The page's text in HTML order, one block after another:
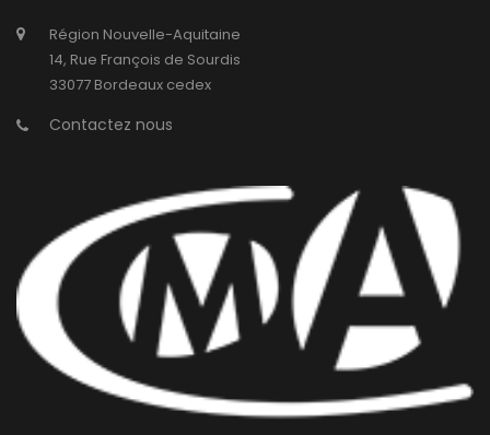
Région Nouvelle-Aquitaine
14, Rue François de Sourdis
33077 Bordeaux cedex
Contactez nous